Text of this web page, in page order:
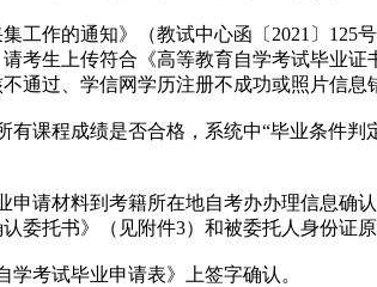
工作的通知》（教试中心函〔2021〕
考生上传符合《高等教育自学考试毕业
通过、学信网学历注册不成功或照片信息
课程成绩是否合格，系统中“毕业条件
请材料到考籍所在地自考办办理信息
委托书》（见附件3）和被委托人身份证原
考试毕业申请表》上签字确认。